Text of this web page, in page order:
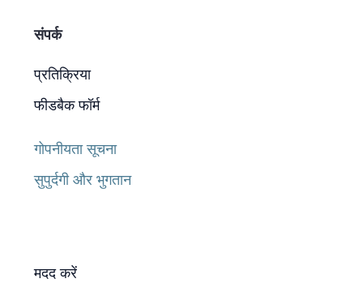
संपर्क
प्रतिक्रिया
फीडबैक फॉर्म
गोपनीयता सूचना
सुपुर्दगी और भुगतान
मदद करें